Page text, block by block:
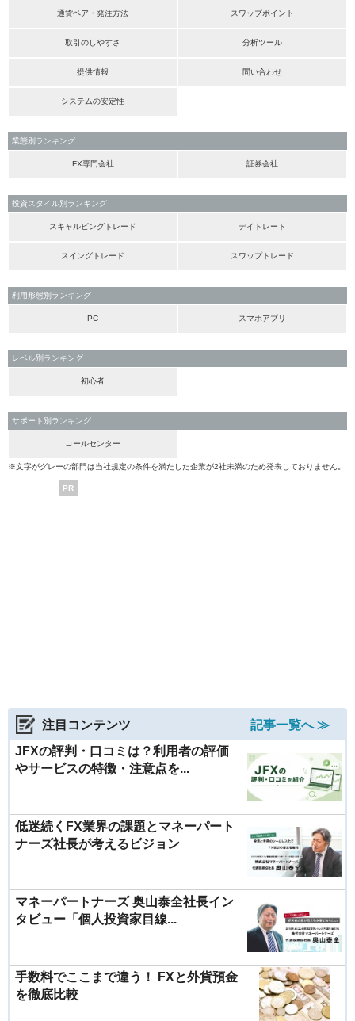
通貨ペア・発注方法 スワップポイント
取引のしやすさ 分析ツール
提供情報 問い合わせ
システムの安定性
業態別ランキング
FX専門会社 証券会社
投資スタイル別ランキング
スキャルピングトレード デイトレード
スイングトレード スワップトレード
利用形態別ランキング
PC スマホアプリ
レベル別ランキング
初心者
サポート別ランキング
コールセンター
※文字がグレーの部門は当社規定の条件を満たした企業が2社未満のため発表しておりません。
PR
注目コンテンツ
記事一覧へ ≫
JFXの評判・口コミは？利用者の評価
やサービスの特徴・注意点を...
低迷続くFX業界の課題とマネーパート
ナーズ社長が考えるビジョン
マネーパートナーズ 奥山泰全社長イン
タビュー「個人投資家目線...
手数料でここまで違う！ FXと外貨預金
を徹底比較